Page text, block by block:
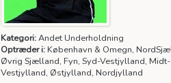
Kategori:Andet Underholdning
Optræder i:København & Omegn,
Øvrig Sjælland, Fyn, Syd-Vestjylland, Midt-
Vestjylland, Østjylland, Nordjylland